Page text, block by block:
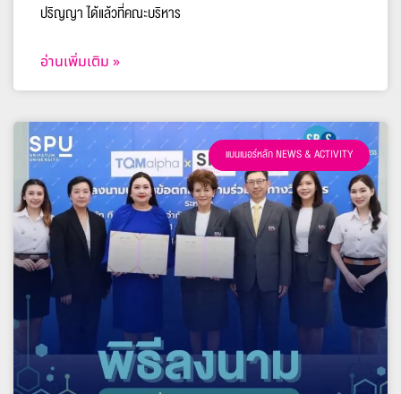
ปริญญา ได้แล้วที่คณะบริหาร
อ่านเพิ่มเติม »
แบนเนอร์หลัก NEWS & ACTIVITY